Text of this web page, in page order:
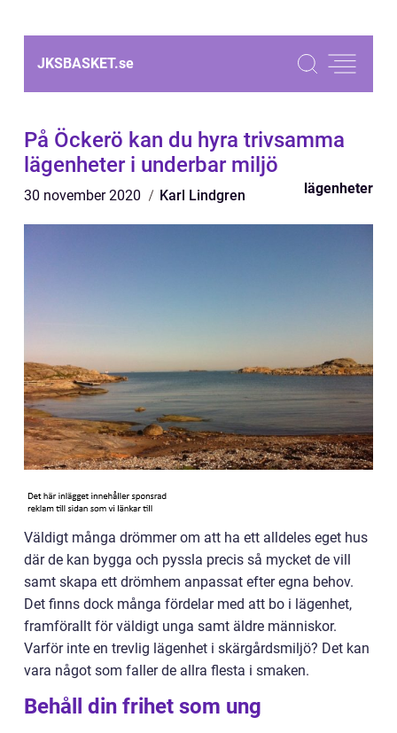
JKSBASKET.se
På Öckerö kan du hyra trivsamma
lägenheter i underbar miljö
30 november 2020 Karl Lindgren lägenheter
Väldigt många drömmer om att ha ett alldeles eget hus
där de kan bygga och pyssla precis så mycket de vill
samt skapa ett drömhem anpassat efter egna behov.
Det finns dock många fördelar med att bo i lägenhet,
framförallt för väldigt unga samt äldre människor.
Varför inte en trevlig lägenhet i skärgårdsmiljö? Det kan
vara något som faller de allra flesta i smaken.
Behåll din frihet som ung